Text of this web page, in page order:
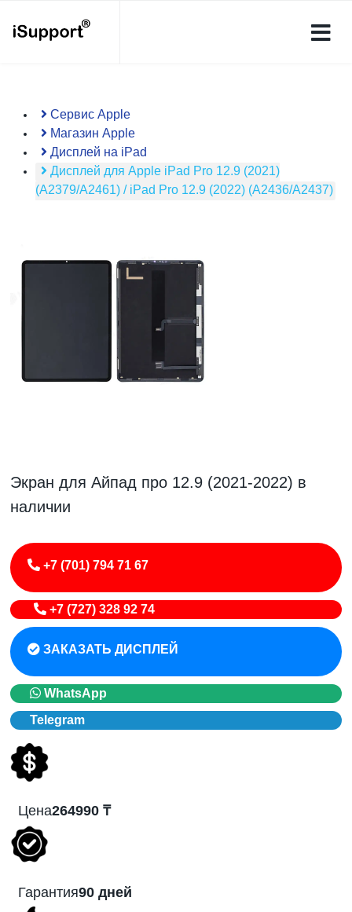
Сервис Apple
Магазин Apple
Дисплей на iPad
Дисплей для Apple iPad Pro 12.9 (2021)
(A2379/A2461) / iPad Pro 12.9 (2022) (A2436/A2437)
Экран для Айпад про 12.9 (2021-2022) в
наличии
+7 (701) 794 71 67
+7 (727) 328 92 74
ЗАКАЗАТЬ ДИСПЛЕЙ
WhatsApp
Telegram
Цена264990 ₸
Гарантия90 дней